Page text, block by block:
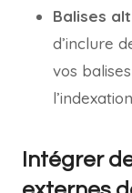
Balises
d’inclure
vos
Intégrer